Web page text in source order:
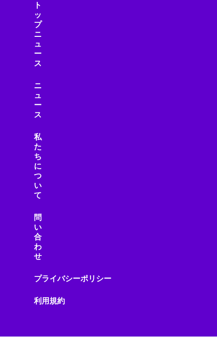
ト
ッ
プ
ニ
ュ
ー
ス
ニ
ュ
ー
ス
私
た
ち
に
つ
い
て
問
い
合
わ
せ
プライバシーポリシー
利用規約